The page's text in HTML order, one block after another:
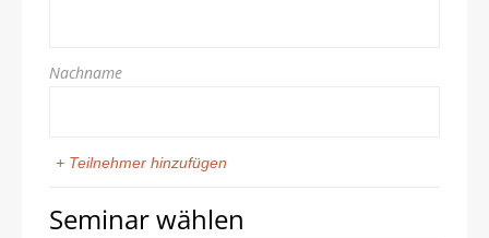
Nachname
+ Teilnehmer hinzufügen
Seminar wählen